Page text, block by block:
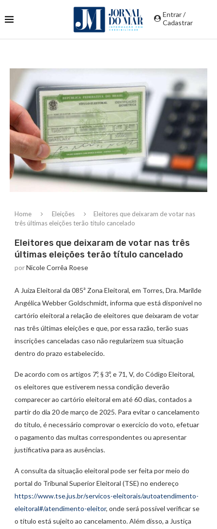
Entrar /
Cadastrar
Home Eleições
Eleitores que deixaram de votar nas
três últimas eleições terão título cancelado
Eleitores que deixaram de votar nas três
últimas eleições terão título cancelado
porNicole Corrêa Roese
A Juíza Eleitoral da 085ª Zona Eleitoral, em Torres, Dra. Marilde
Angélica Webber Goldschmidt, informa que está disponível no
cartório eleitoral a relação de eleitores que deixaram de votar
nas três últimas eleições e que, por essa razão, terão suas
inscrições canceladas caso não regularizem sua situação
dentro do prazo estabelecido.
De acordo com os artigos 7º, § 3º, e 71, V, do Código Eleitoral,
os eleitores que estiverem nessa condição deverão
comparecer ao cartório eleitoral em até 60 dias, contados a
partir do dia 20 de março de 2025. Para evitar o cancelamento
do título, é necessário comprovar o exercício do voto, efetuar
o pagamento das multas correspondentes ou apresentar
justificativa para as ausências.
A consulta da situação eleitoral pode ser feita por meio do
portal do Tribunal Superior Eleitoral (TSE) no endereço
https://www.tse.jus.br/servicos-eleitorais/autoatendimento-
eleitoral#/atendimento-eleitor, onde será possível verificar se
o título está sujeito ao cancelamento. Além disso, a Justiça